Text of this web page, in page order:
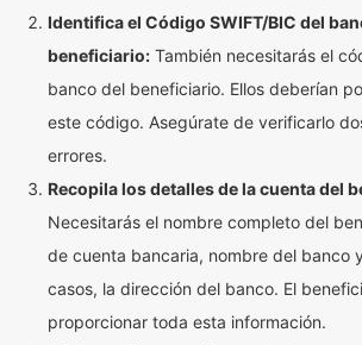
Identifica el Código SWIFT/BIC del
beneficiario: También necesitarás el
banco del beneficiario. Ellos deberían
este código. Asegúrate de verificarlo
errores.
Recopila los detalles de la cuenta del
Necesitarás el nombre completo del
de cuenta bancaria, nombre del banco
casos, la dirección del banco. El
proporcionar toda esta información.